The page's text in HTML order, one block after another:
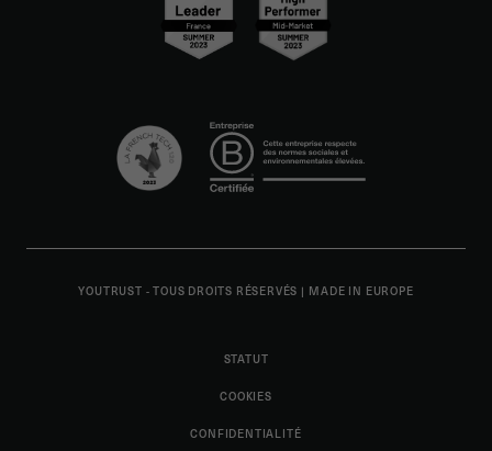
YOUTRUST - TOUS DROITS RÉSERVÉS | MADE IN EUROPE
STATUT
COOKIES
CONFIDENTIALITÉ